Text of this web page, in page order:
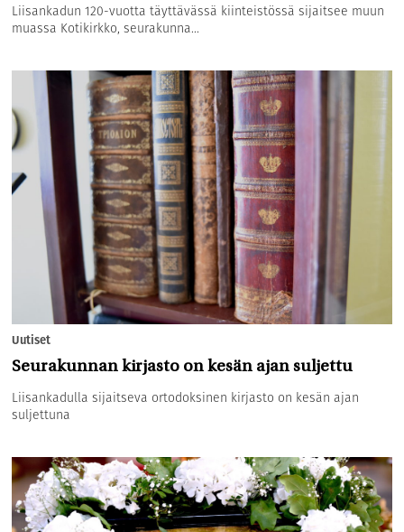
Liisankadun 120-vuotta täyttävässä kiinteistössä sijaitsee muun
muassa Kotikirkko, seurakunna...
Uutiset
Seurakunnan kirjasto on kesän ajan suljettu
Liisankadulla sijaitseva ortodoksinen kirjasto on kesän ajan
suljettuna